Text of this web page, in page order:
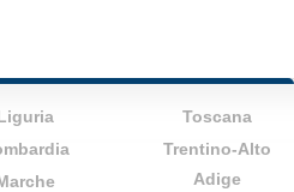
Toscana
Trentino-Alto
Adige